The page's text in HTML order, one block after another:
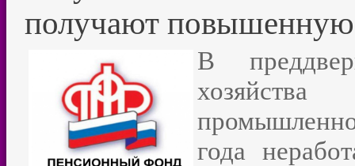
получают
В
года